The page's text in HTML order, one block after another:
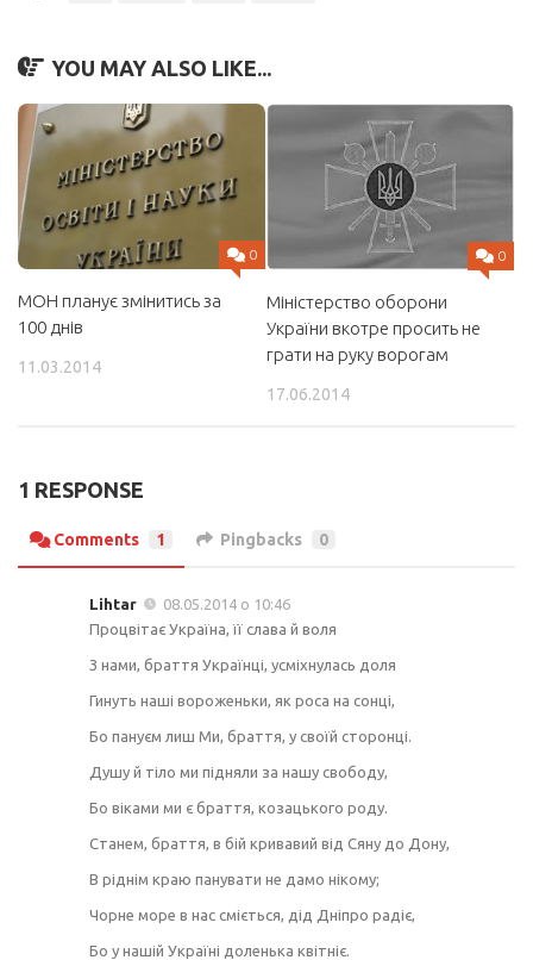
YOU MAY ALSO LIKE...
0
МОН планує змінитись за
100 днів
11.03.2014
0
Міністерство оборони
України вкотре просить не
грати на руку ворогам
17.06.2014
1 RESPONSE
Comments 1 Pingbacks 0
Lihtar
08.05.2014 о 10:46
Процвітає Україна, її слава й воля
З нами, браття Українці, усміхнулась доля
Гинуть наші вороженьки, як роса на сонці,
Бо пануєм лиш Ми, браття, у своїй сторонці.
Душу й тіло ми підняли за нашу свободу,
Бо віками ми є браття, козацького роду.
Станем, браття, в бій кривавий від Сяну до Дону,
В ріднім краю панувати не дамо нікому;
Чорне море в нас сміється, дід Дніпро радіє,
Бо у нашій Україні доленька квітніє.